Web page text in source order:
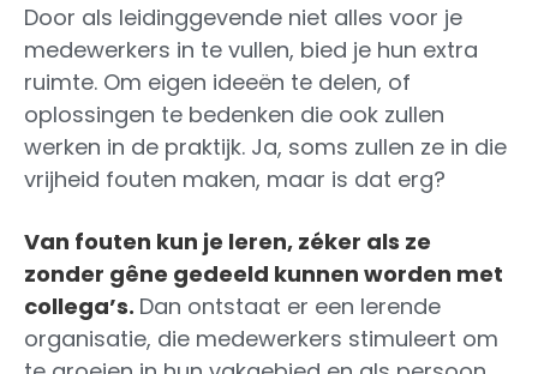
Door als leidinggevende niet alles voor je
medewerkers in te vullen, bied je hun extra
ruimte. Om eigen ideeën te delen, of
oplossingen te bedenken die ook zullen
werken in de praktijk. Ja, soms zullen ze in die
vrijheid fouten maken, maar is dat erg?
Van fouten kun je leren, zéker als ze
zonder gêne gedeeld kunnen worden met
collega’s. Dan ontstaat er een lerende
organisatie, die medewerkers stimuleert om